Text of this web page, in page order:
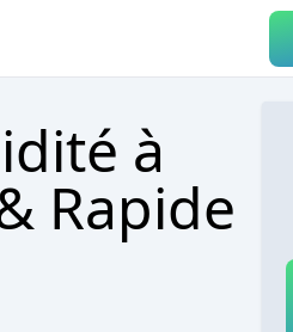
à
Rapide